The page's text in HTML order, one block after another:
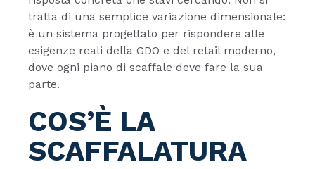
tratta di una semplice variazione dimensionale:
è un sistema progettato per rispondere alle
esigenze reali della GDO e del retail moderno,
dove ogni piano di scaffale deve fare la sua
parte.
COS’È LA
SCAFFALATURA